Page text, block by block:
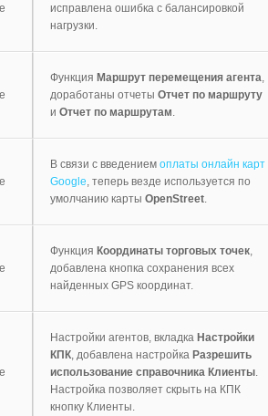
исправлена ошибка с балансировкой
нагрузки.
Функция Маршрут перемещения агента,
доработаны отчеты Отчет по маршруту
и Отчет по маршрутам.
В связи с введением оплаты онлайн карт
Google, теперь везде используется по
умолчанию карты OpenStreet.
Функция Координаты торговых точек,
добавлена кнопка сохранения всех
найденных GPS координат.
Настройки агентов, вкладка Настройки
КПК, добавлена настройка Разрешить
использование справочника Клиенты.
Настройка позволяет скрыть на КПК
кнопку Клиенты.